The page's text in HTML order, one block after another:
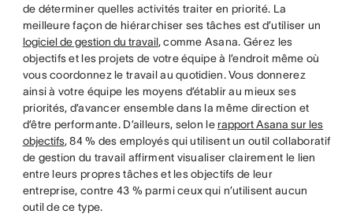
de déterminer quelles activités traiter en priorité. La
meilleure façon de hiérarchiser ses tâches est d’utiliser un
logiciel de gestion du travail, comme Asana. Gérez les
objectifs et les projets de votre équipe à l’endroit même où
vous coordonnez le travail au quotidien. Vous donnerez
ainsi à votre équipe les moyens d’établir au mieux ses
priorités, d’avancer ensemble dans la même direction et
d’être performante. D’ailleurs, selon le rapport Asana sur les
objectifs, 84 % des employés qui utilisent un outil collaboratif
de gestion du travail affirment visualiser clairement le lien
entre leurs propres tâches et les objectifs de leur
entreprise, contre 43 % parmi ceux qui n’utilisent aucun
outil de ce type.